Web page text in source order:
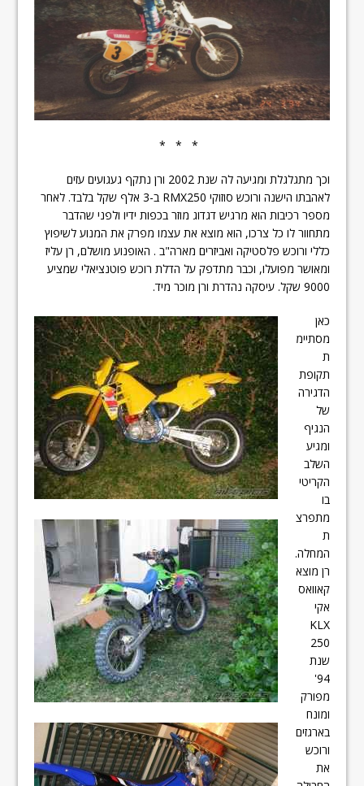
* * *
וכך מתגלגלת ומגיעה לה שנת 2002 ורן נתקף געגועים עזים
לאהבתו הישנה ורוכש סוזוקי RMX250 ב-3 אלף שקל בלבד. לאחר
מספר רכיבות הוא מרגיש דגדוג מוזר בכפות ידיו ולפני שהדבר
מתחוור לו כל צרכו, הוא מוצא את עצמו מפרק את המנוע לשיפוץ
כללי ורוכש פלסטיקה ואביזרים מארה"ב . האופנוע מושלם, רן עליז
ומאושר מפועלו, וכבר מתדפק על הדלת רוכש פוטנציאלי שמציע
9000 שקל. עיסקה נהדרת ורן מוכר מיד.
כאן
מסתיימ
ת
תקופת
הדגירה
של
הנגיף
ומגיע
השלב
הקריטי
בו
מתפרצ
ת
המחלה.
רן מוצא
קאוואס
אקי
KLX
250
שנת
94'
מפורק
ומונח
בארגזים
ורוכש
את